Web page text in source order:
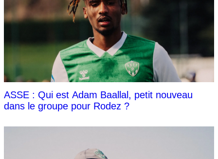
ASSE : Qui est Adam Baallal, petit nouveau
dans le groupe pour Rodez ?